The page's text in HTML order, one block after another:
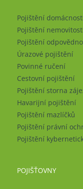
Pojištění
Pojištění
Pojištění
Úrazové pojištění
Povinné ručení
Cestovní pojištění
Pojištění storna
Havarijní pojištění
Pojištění mazlíčků
Pojištění právní
Pojištění
POJIŠŤOVNY